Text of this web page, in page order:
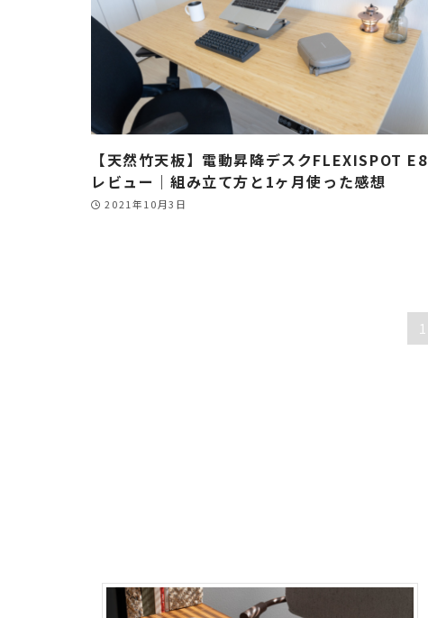
【天然竹天板】電動昇降デスクFLEXISPOT E8
レビュー｜組み立て方と1ヶ月使った感想
2021年10月3日
1